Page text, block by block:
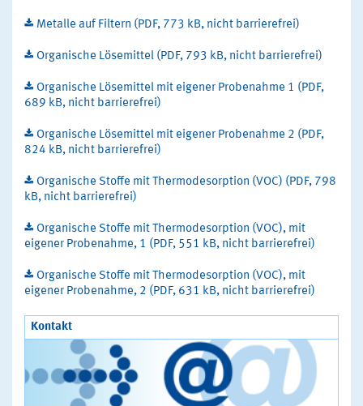
Metalle auf Filtern (PDF, 773 kB, nicht barrierefrei)
Organische Lösemittel (PDF, 793 kB, nicht barrierefrei)
Organische Lösemittel mit eigener Probenahme 1 (PDF,
689 kB, nicht barrierefrei)
Organische Lösemittel mit eigener Probenahme 2 (PDF,
824 kB, nicht barrierefrei)
Organische Stoffe mit Thermodesorption (VOC) (PDF, 798
kB, nicht barrierefrei)
Organische Stoffe mit Thermodesorption (VOC), mit
eigener Probenahme, 1 (PDF, 551 kB, nicht barrierefrei)
Organische Stoffe mit Thermodesorption (VOC), mit
eigener Probenahme, 2 (PDF, 631 kB, nicht barrierefrei)
Kontakt